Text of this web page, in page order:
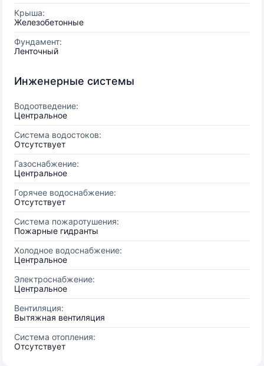
Крыша:
Железобетонные
Фундамент:
Ленточный
Инженерные системы
Водоотведение:
Центральное
Система водостоков:
Отсутствует
Газоснабжение:
Центральное
Горячее водоснабжение:
Отсутствует
Система пожаротушения:
Пожарные гидранты
Холодное водоснабжение:
Центральное
Электроснабжение:
Центральное
Вентиляция:
Вытяжная вентиляция
Система отопления:
Отсутствует